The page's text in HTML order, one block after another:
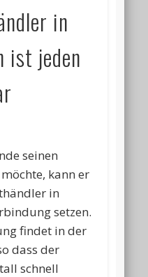
in
ist jeden
seinen
kann er
in
setzen.
findet in der
dass der
schnell